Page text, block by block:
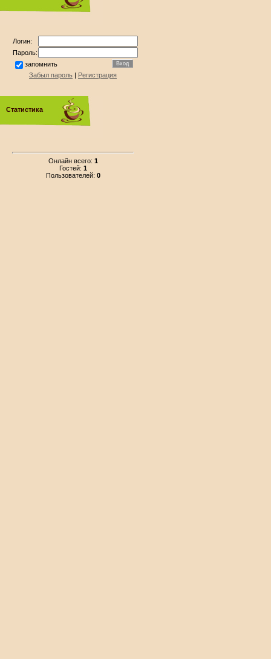
Логин:
Пароль:
запомнить
Забыл пароль | Регистрация
Статистика
Онлайн всего: 1
Гостей: 1
Пользователей: 0